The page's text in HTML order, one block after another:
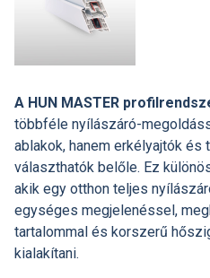
A HUN MASTER
többféle nyílászáró-
ablakok, hanem erkélyajtók
választhatók belőle. Ez
akik egy otthon teljes
egységes megjelenéssel,
tartalommal és korszerű
kialakítani.